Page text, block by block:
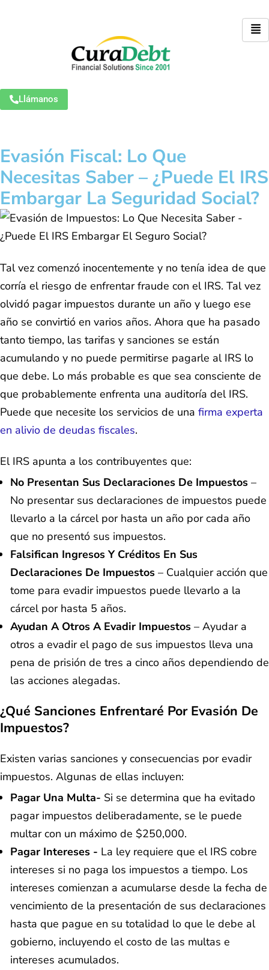
Llámanos
Evasión Fiscal: Lo Que
Necesitas Saber – ¿Puede El IRS
Embargar La Seguridad Social?
Tal vez comenzó inocentemente y no tenía idea de que
corría el riesgo de enfrentar fraude con el IRS. Tal vez
olvidó pagar impuestos durante un año y luego ese
año se convirtió en varios años. Ahora que ha pasado
tanto tiempo, las tarifas y sanciones se están
acumulando y no puede permitirse pagarle al IRS lo
que debe. Lo más probable es que sea consciente de
que probablemente enfrenta una auditoría del IRS.
Puede que necesite los servicios de una firma experta
en alivio de deudas fiscales.
El IRS apunta a los contribuyentes que:
No Presentan Sus Declaraciones De Impuestos –
No presentar sus declaraciones de impuestos puede
llevarlo a la cárcel por hasta un año por cada año
que no presentó sus impuestos.
Falsifican Ingresos Y Créditos En Sus
Declaraciones De Impuestos – Cualquier acción que
tome para evadir impuestos puede llevarlo a la
cárcel por hasta 5 años.
Ayudan A Otros A Evadir Impuestos – Ayudar a
otros a evadir el pago de sus impuestos lleva una
pena de prisión de tres a cinco años dependiendo de
las acciones alegadas.
¿Qué Sanciones Enfrentaré Por Evasión De
Impuestos?
Existen varias sanciones y consecuencias por evadir
impuestos. Algunas de ellas incluyen:
Pagar Una Multa- Si se determina que ha evitado
pagar impuestos deliberadamente, se le puede
multar con un máximo de $250,000.
Pagar Intereses - La ley requiere que el IRS cobre
intereses si no paga los impuestos a tiempo. Los
intereses comienzan a acumularse desde la fecha de
vencimiento de la presentación de sus declaraciones
hasta que pague en su totalidad lo que le debe al
gobierno, incluyendo el costo de las multas e
intereses acumulados.